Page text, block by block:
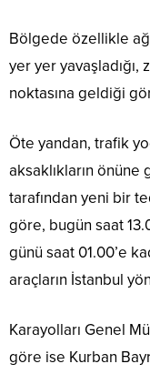
Bölgede özellikle
yer yer
noktasına geldiği
Öte yandan, trafik
aksaklıkların önüne
tarafından yeni bir
göre, bugün saat
günü saat 01.00’e
araçların İstanbul
Karayolları Genel
göre ise Kurban